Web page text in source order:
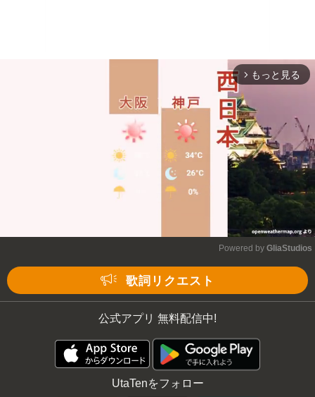
arrow_forward_ios もっと見る
Powered by GliaStudios
歌詞リクエスト
公式アプリ 無料配信中!
UtaTenをフォロー